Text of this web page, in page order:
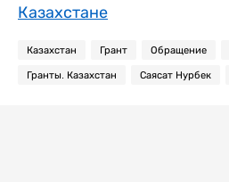
Казахстане
Казахстан Грант Обращение
Гранты. Казахстан Саясат Нурбек